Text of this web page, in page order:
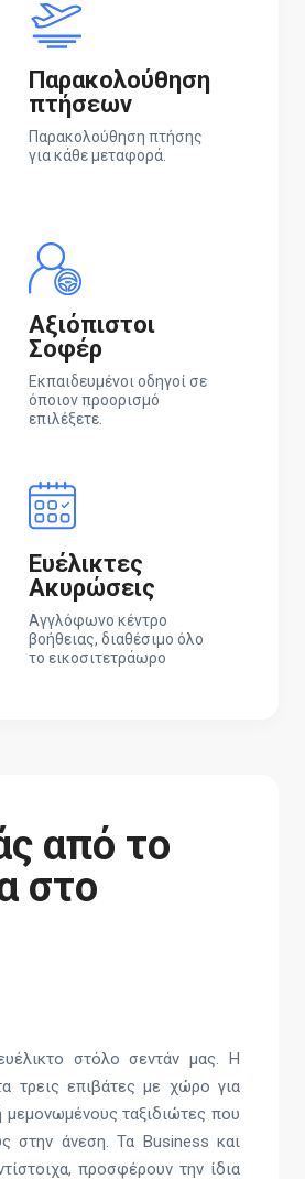
Παρακολούθηση
πτήσεων
Παρακολούθηση πτήσης
για κάθε μεταφορά.
Αξιόπιστοι
Σοφέρ
Εκπαιδευμένοι οδηγοί σε
όποιον προορισμό
επιλέξετε.
Ευέλικτες
Ακυρώσεις
Αγγλόφωνο κέντρο
βοήθειας, διαθέσιμο όλο
το εικοσιτετράωρο
από το
στο
στόλο σεντάν μας. Η
τρεις επιβάτες με χώρο για
μεμονωμένους ταξιδιώτες που
στην άνεση. Τα Business και
προσφέρουν την ίδια